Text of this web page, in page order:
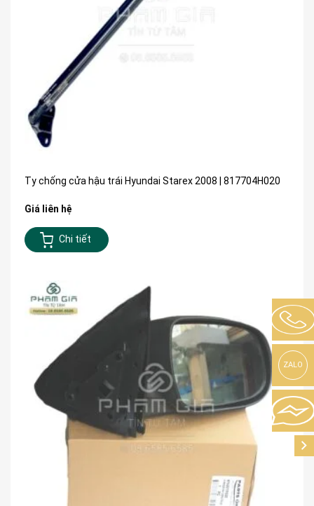
Ty chống cửa hậu trái Hyundai Starex 2008 | 817704H020
Giá liên hệ
Chi tiết
ZALO